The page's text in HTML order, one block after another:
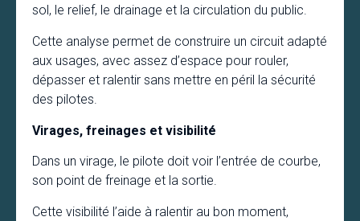
sol, le relief, le drainage et la circulation du public.
Cette analyse permet de construire un circuit adapté
aux usages, avec assez d’espace pour rouler,
dépasser et ralentir sans mettre en péril la sécurité
des pilotes.
Virages, freinages et visibilité
Dans un virage, le pilote doit voir l’entrée de courbe,
son point de freinage et la sortie.
Cette visibilité l’aide à ralentir au bon moment,